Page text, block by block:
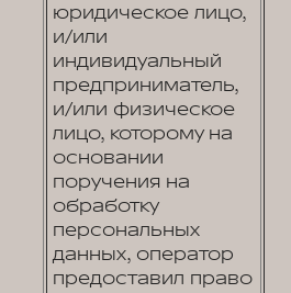
юридическое лицо,
и/или
индивидуальный
предприниматель,
и/или физическое
лицо, которому на
основании
поручения на
обработку
персональных
данных, оператор
предоставил право